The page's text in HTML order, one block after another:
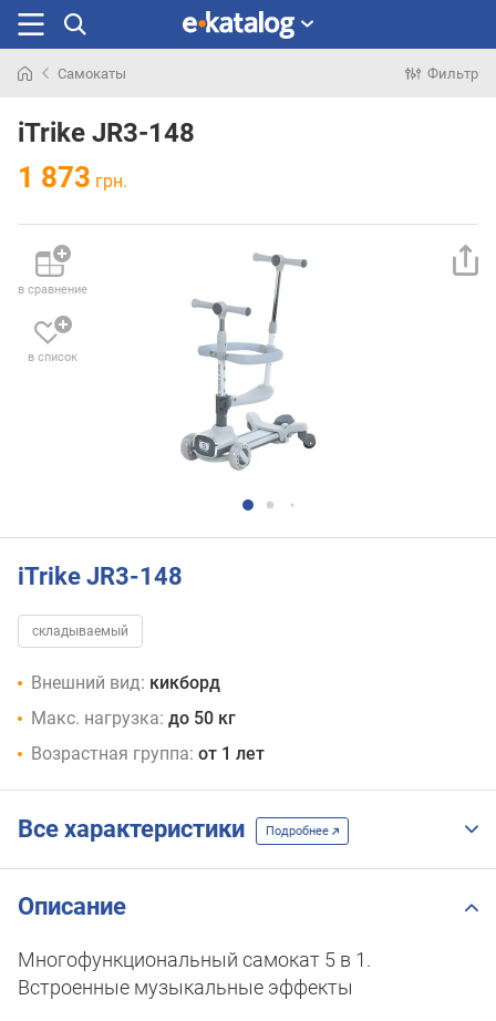
раньше
Самокаты Фильтр
iTrike JR3-148
1 873 грн.
в сравнение
в список
iTrike JR3-148
складываемый
Внешний вид: кикборд
Макс. нагрузка: до 50 кг
Возрастная группа: от 1 лет
Все характеристики Подробнее
Описание
Многофункциональный самокат 5 в 1.
Встроенные музыкальные эффекты